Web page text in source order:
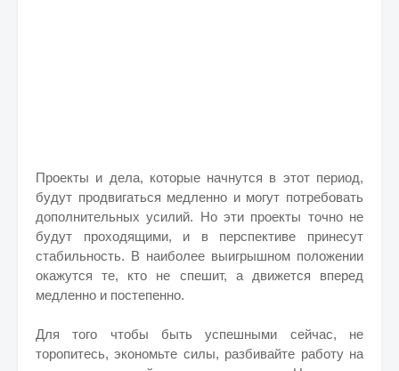
Проекты и дела, которые начнутся в этот период,
будут продвигаться медленно и могут потребовать
дополнительных усилий. Но эти проекты точно не
будут проходящими, и в перспективе принесут
стабильность. В наиболее выигрышном положении
окажутся те, кто не спешит, а движется вперед
медленно и постепенно.
Для того чтобы быть успешными сейчас, не
торопитесь, экономьте силы, разбивайте работу на